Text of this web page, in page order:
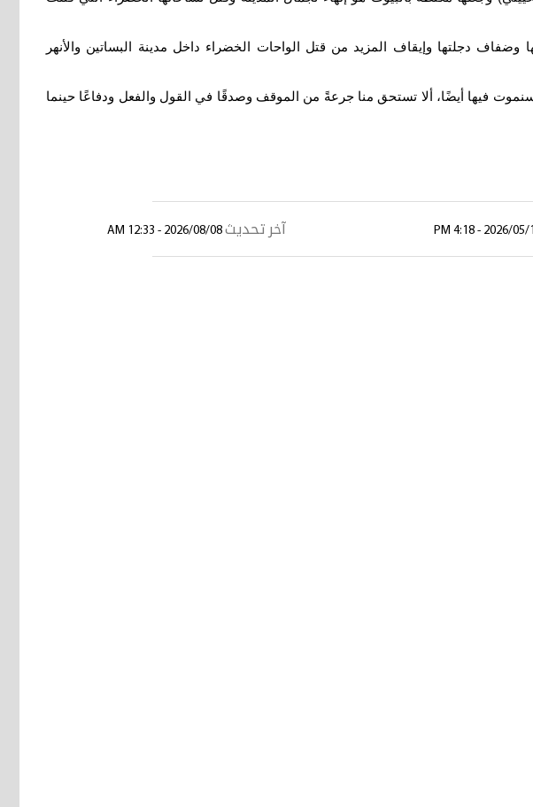
دجلتها وإيقاف المزيد من قتل الواحات الخضراء داخل مدينة البساتين والأنهر
فيها أيضًا، ألا تستحق منا جرعةً من الموقف وصدقًا في القول والفعل ودفاعًا حينما
2026/05/13 - 4:18 آخر تحديث 2026/08/08 - 12:33 AM